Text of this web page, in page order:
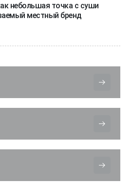
небольшая точка с суши
местный бренд